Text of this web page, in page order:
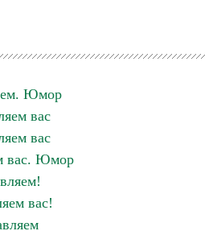
Юмор
вас
вас
вас. Юмор
вас!